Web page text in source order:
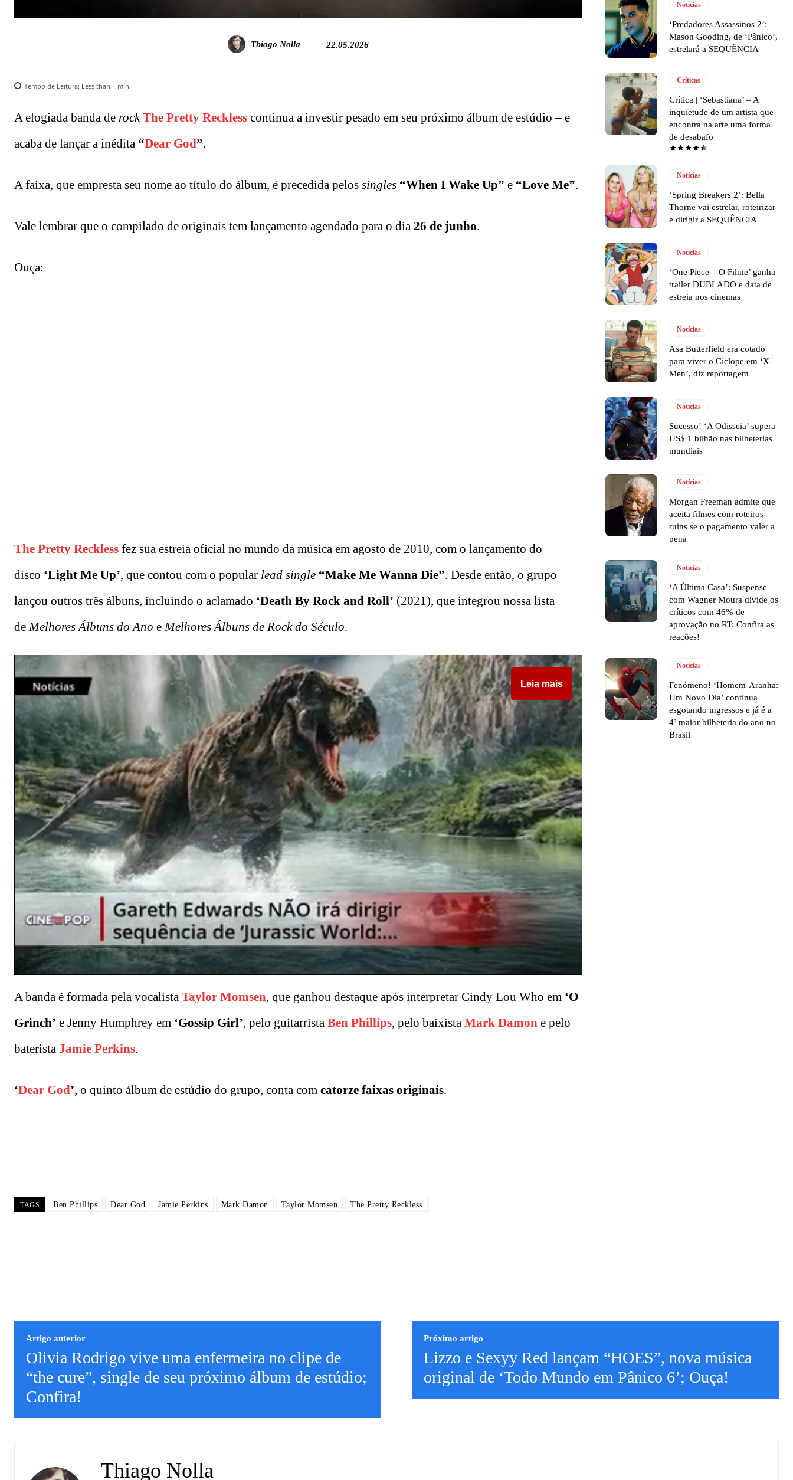
Thiago Nolla 22.05.2026
Tempo de Leitura: Less than 1 min.
A elogiada banda de rock The Pretty Reckless continua a investir pesado em seu próximo álbum de estúdio – e
acaba de lançar a inédita “Dear God”.
A faixa, que empresta seu nome ao título do álbum, é precedida pelos singles “When I Wake Up” e “Love Me”.
Vale lembrar que o compilado de originais tem lançamento agendado para o dia 26 de junho.
Ouça:
The Pretty Reckless fez sua estreia oficial no mundo da música em agosto de 2010, com o lançamento do
disco ‘Light Me Up’, que contou com o popular lead single “Make Me Wanna Die”. Desde então, o grupo
lançou outros três álbuns, incluindo o aclamado ‘Death By Rock and Roll’ (2021), que integrou nossa lista
deMelhores Álbuns do Ano eMelhores Álbuns de Rock do Século.
Leia mais
A banda é formada pela vocalista Taylor Momsen, que ganhou destaque após interpretar Cindy Lou Who em ‘O
Grinch’ e Jenny Humphrey em ‘Gossip Girl’, pelo guitarrista Ben Phillips, pelo baixista Mark Damon e pelo
baterista Jamie Perkins.
‘Dear God’, o quinto álbum de estúdio do grupo, conta com catorze faixas originais.
TAGS Ben Phillips Dear God Jamie Perkins Mark Damon Taylor Momsen The Pretty Reckless
Notícias
‘Predadores Assassinos 2’:
Mason Gooding, de ‘Pânico’,
estrelará a SEQUÊNCIA
Críticas
Crítica | ‘Sebastiana’ – A
inquietude de um artista que
encontra na arte uma forma
de desabafo
Notícias
‘Spring Breakers 2’: Bella
Thorne vai estrelar, roteirizar
e dirigir a SEQUÊNCIA
Notícias
‘One Piece – O Filme’ ganha
trailer DUBLADO e data de
estreia nos cinemas
Notícias
Asa Butterfield era cotado
para viver o Ciclope em ‘X-
Men’, diz reportagem
Notícias
Sucesso! ‘A Odisseia’ supera
US$ 1 bilhão nas bilheterias
mundiais
Notícias
Morgan Freeman admite que
aceita filmes com roteiros
ruins se o pagamento valer a
pena
Notícias
‘A Última Casa’: Suspense
com Wagner Moura divide os
críticos com 46% de
aprovação no RT; Confira as
reações!
Notícias
Fenômeno! ‘Homem-Aranha:
Um Novo Dia’ continua
esgotando ingressos e já é a
4ª maior bilheteria do ano no
Brasil
Artigo anterior
Olivia Rodrigo vive uma enfermeira no clipe de
“the cure”, single de seu próximo álbum de estúdio;
Confira!
Próximo artigo
Lizzo e Sexyy Red lançam “HOES”, nova música
original de ‘Todo Mundo em Pânico 6’; Ouça!
Thiago Nolla